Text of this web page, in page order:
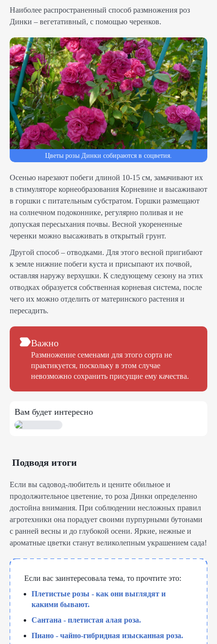
Наиболее распространенный способ размножения роз
Динки – вегетативный, с помощью черенков.
Цветы розы Динки собираются в соцветия.
Осенью нарезают побеги длиной 10-15 см, замачивают их
в стимуляторе корнеобразования Корневине и высаживают
в горшки с питательным субстратом. Горшки размещают
на солнечном подоконнике, регулярно поливая и не
допуская пересыхания почвы. Весной укорененные
черенки можно высаживать в открытый грунт.
Другой способ – отводками. Для этого весной пригибают
к земле нижние побеги куста и присыпают их почвой,
оставляя наружу верхушки. К следующему сезону на этих
отводках образуется собственная корневая система, после
чего их можно отделить от материнского растения и
пересадить.
Важно
Размножение семенами для этого сорта не
практикуется, поскольку в этом случае
невозможно сохранить присущие ему качества.
Вам будет интересно
Подводя итоги
Если вы садовод-любитель и цените обильное и
продолжительное цветение, то роза Динки определенно
достойна внимания. При соблюдении несложных правил
агротехники она порадует своими пурпурными бутонами
с ранней весны и до глубокой осени. Яркие, нежные и
ароматные цветки станут великолепным украшением сада!
Если вас заинтересовала тема, то прочтите это:
Плетистые розы - как они выглядят и
какими бывают.
Сантана - плетистая алая роза.
Пиано - чайно-гибридная изысканная роза.